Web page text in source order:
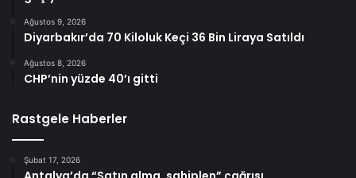
Ağustos 9, 2026
Diyarbakır’da 70 Kiloluk Keçi 36 Bin Liraya Satıldı
Ağustos 8, 2026
CHP’nin yüzde 40’ı gitti
Rastgele Haberler
Şubat 17, 2026